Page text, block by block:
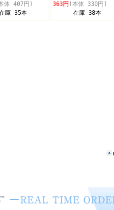
体 407円)
庫 35本
363円 (本体 330円)
在庫 38本